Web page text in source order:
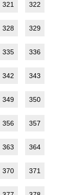
321 322
328 329
335 336
342 343
349 350
356 357
363 364
370 371